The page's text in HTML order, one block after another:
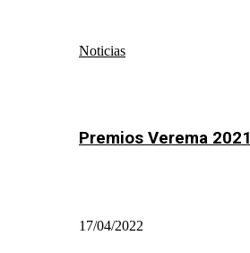
Noticias
Premios Verema 2021
17/04/2022